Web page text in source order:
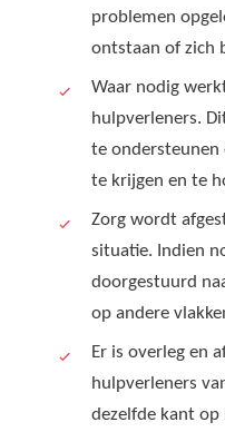
problemen
ontstaan of zich
Waar nodig
hulpverleners.
te ondersteunen
te krijgen en te
Zorg wordt
situatie. Indien
doorgestuurd
op andere
Er is overleg en
hulpverleners
dezelfde kant